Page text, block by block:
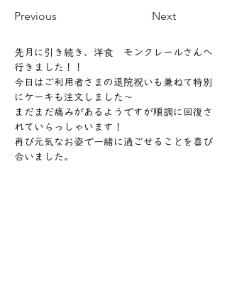
Previous Next
先月に引き続き、洋食　モンクレールさんへ
行きました！！
今日はご利用者さまの退院祝いも兼ねて特別
にケーキも注文しました～
まだまだ痛みがあるようですが順調に回復さ
れていらっしゃいます！
再び元気なお姿で一緒に過ごせることを喜び
合いました。